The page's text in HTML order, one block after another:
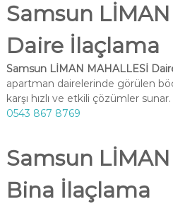
Samsun
Daire İlaçlama
Samsun LİMAN MAHALLESİ
apartman dairelerinde görülen
karşı hızlı ve etkili çözümler
0543 867 8769
Samsun
Bina İlaçlama